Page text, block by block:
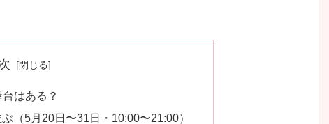
はある？
（5月20日〜31日・10:00〜21:00）